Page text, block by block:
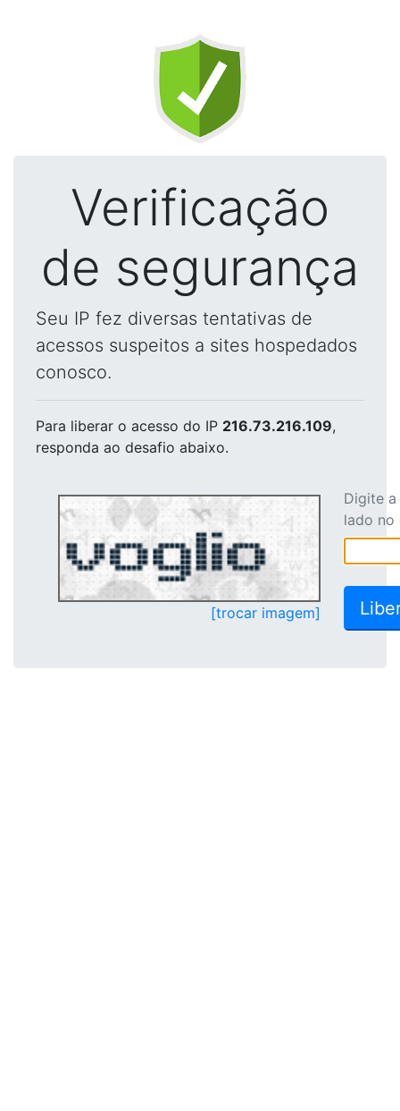
Verificação
de segurança
Seu IP fez diversas tentativas de
acessos suspeitos a sites hospedados
conosco.
Para liberar o acesso do IP 216.73.216.109,
responda ao desafio abaixo.
[trocar imagem]
Digite
lado no